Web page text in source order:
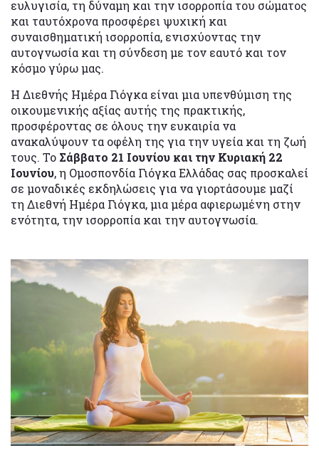
ευλυγισία, τη δύναμη και την ισορροπία του σώματος
και ταυτόχρονα προσφέρει ψυχική και
συναισθηματική ισορροπία, ενισχύοντας την
αυτογνωσία και τη σύνδεση με τον εαυτό και τον
κόσμο γύρω μας.
Η Διεθνής Ημέρα Γιόγκα είναι μια υπενθύμιση της
οικουμενικής αξίας αυτής της πρακτικής,
προσφέροντας σε όλους την ευκαιρία να
ανακαλύψουν τα οφέλη της για την υγεία και τη ζωή
τους. Το Σάββατο 21 Ιουνίου και την Κυριακή 22
Ιουνίου, η Ομοσπονδία Γιόγκα Ελλάδας σας προσκαλεί
σε μοναδικές εκδηλώσεις για να γιορτάσουμε μαζί
τη Διεθνή Ημέρα Γιόγκα, μια μέρα αφιερωμένη στην
ενότητα, την ισορροπία και την αυτογνωσία.